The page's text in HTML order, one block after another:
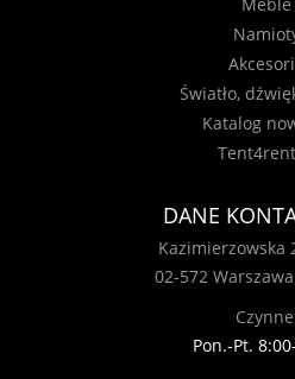
Światło,
Katalog
DANE
Kazimierzowska
02-572
Pon.-Pt.